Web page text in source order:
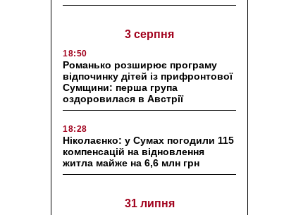
3 серпня
18:50
Романько розширює програму
відпочинку дітей із прифронтової
Сумщини: перша група
оздоровилася в Австрії
18:28
Ніколаєнко: у Сумах погодили 115
компенсацій на відновлення
житла майже на 6,6 млн грн
31 липня